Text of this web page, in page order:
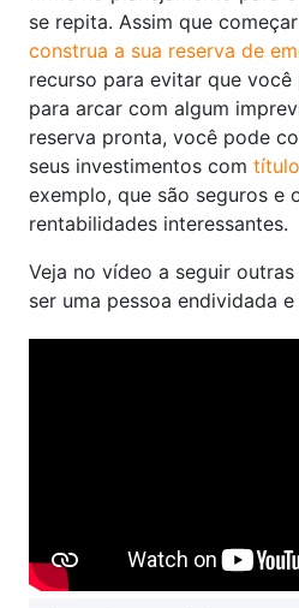
se repita. Assim que
construa a sua reserva de
recurso para evitar que
para arcar com algum
reserva pronta, você pode
seus investimentos com
exemplo, que são seguros e
rentabilidades interessantes.
Veja no vídeo a seguir
ser uma pessoa endividada